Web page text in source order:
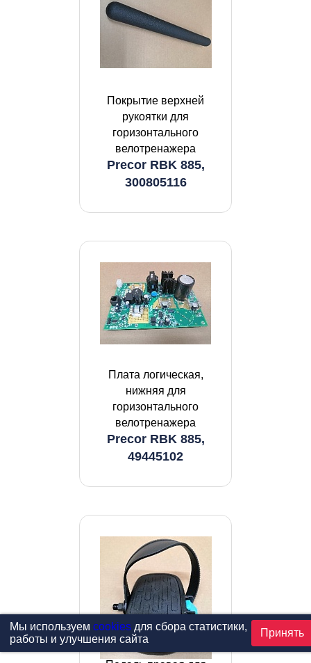
Покрытие верхней
рукоятки для
горизонтального
велотренажера
Precor RBK 885,
300805116
Плата логическая,
нижняя для
горизонтального
велотренажера
Precor RBK 885,
49445102
Мы используем cookiesдля сбора статистики,
работы и улучшения сайта
Принять